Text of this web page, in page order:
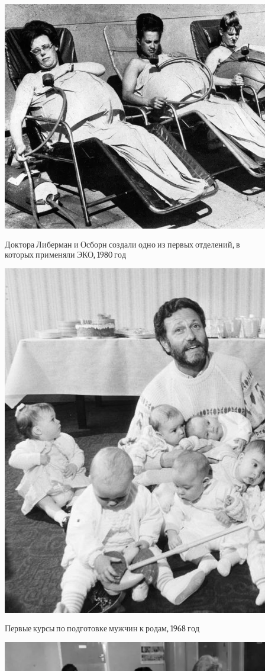
Доктора Либерман и Осборн создали одно из первых отделений, в
которых применяли ЭКО, 1980 год
Первые курсы по подготовке мужчин к родам, 1968 год